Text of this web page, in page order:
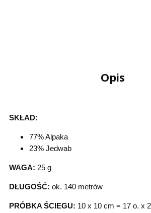
Opis
SKŁAD:
77% Alpaka
23% Jedwab
WAGA: 25 g
DŁUGOŚĆ: ok. 140 metrów
PRÓBKA ŚCIEGU: 10 x 10 cm = 17 o. x